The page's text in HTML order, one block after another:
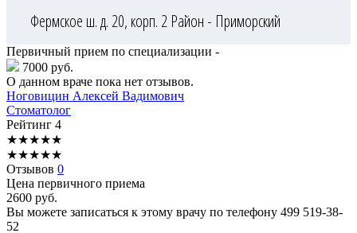
Фермское ш. д. 20, корп. 2 Район - Приморский
Первичный прием по специализации -
7000 руб.
О данном враче пока нет отзывов.
Ноговицин Алексей Вадимович
Стоматолог
Рейтинг 4
★★★★★
★★★★★
Отзывов 0
Цена первичного приема
2600 руб.
Вы можете записаться к этому врачу по телефону 499 519-38-
52